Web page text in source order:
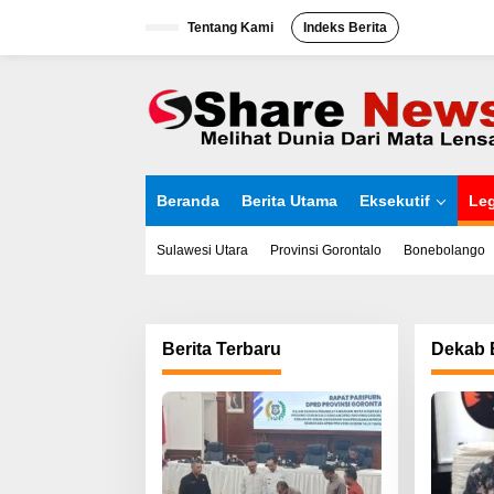
Tentang Kami Indeks Berita
Beranda Berita Utama Eksekutif
Sulawesi Utara Provinsi Gorontalo Bonebolango
Berita Terbaru Dekab